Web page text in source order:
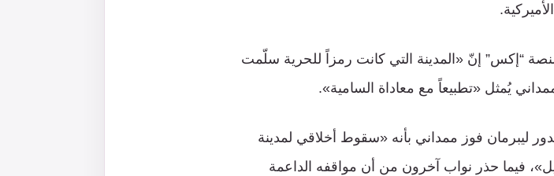
“إكس” إنّ «المدينة التي كانت رمزاً للحرية سلّمت
يُمثل «تطبيعاً مع معاداة السامية».
ليبرمان فوز ممداني بأنه «سقوط أخلاقي لمدينة
فيما حذر نواب آخرون من أن مواقفه الداعمة